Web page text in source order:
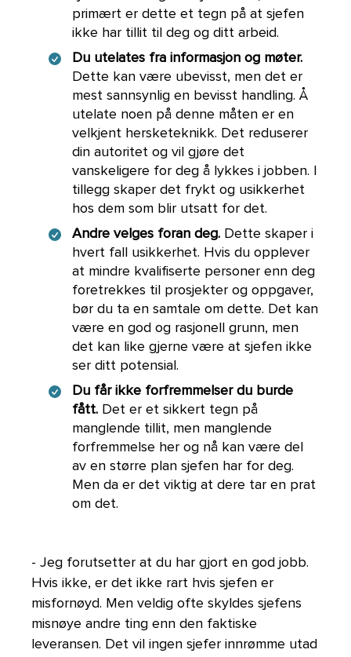
primært er dette et tegn på at sjefen
ikke har tillit til deg og ditt arbeid.
Du utelates fra informasjon og møter.
Dette kan være ubevisst, men det er
mest sannsynlig en bevisst handling. Å
utelate noen på denne måten er en
velkjent hersketeknikk. Det reduserer
din autoritet og vil gjøre det
vanskeligere for deg å lykkes i jobben. I
tillegg skaper det frykt og usikkerhet
hos dem som blir utsatt for det.
Andre velges foran deg. Dette skaper i
hvert fall usikkerhet. Hvis du opplever
at mindre kvalifiserte personer enn deg
foretrekkes til prosjekter og oppgaver,
bør du ta en samtale om dette. Det kan
være en god og rasjonell grunn, men
det kan like gjerne være at sjefen ikke
ser ditt potensial.
Du får ikke forfremmelser du burde
fått. Det er et sikkert tegn på
manglende tillit, men manglende
forfremmelse her og nå kan være del
av en større plan sjefen har for deg.
Men da er det viktig at dere tar en prat
om det.
- Jeg forutsetter at du har gjort en god jobb.
Hvis ikke, er det ikke rart hvis sjefen er
misfornøyd. Men veldig ofte skyldes sjefens
misnøye andre ting enn den faktiske
leveransen. Det vil ingen sjefer innrømme utad